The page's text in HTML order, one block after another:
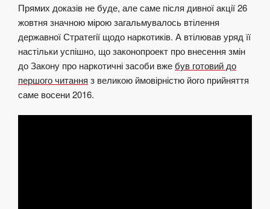
Прямих доказів не буде, але саме після дивної акції 26
жовтня значною мірою загальмувалось втілення
державної Стратегії щодо наркотиків. А втілював уряд її
настільки успішно, що законопроект про внесення змін
до Закону про наркотичні засоби вжебув готовий до
першого читання з великою ймовірністю його прийняття
саме восени 2016.